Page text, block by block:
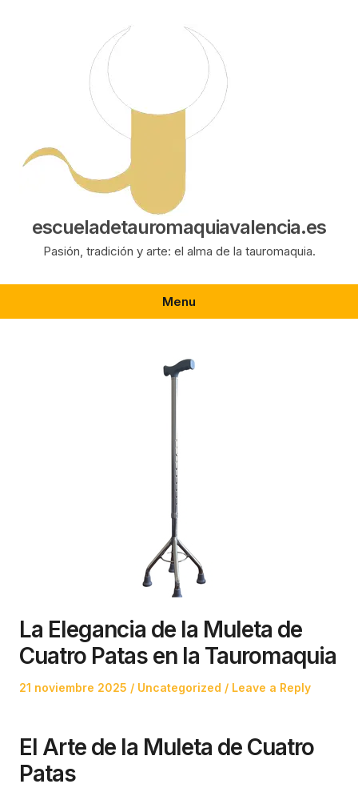
escueladetauromaquiavalencia.es
Pasión, tradición y arte: el alma de la tauromaquia.
Menu
La Elegancia de la Muleta de
Cuatro Patas en la Tauromaquia
Posted
21 noviembre 2025
Posted
Uncategorized Leave a Reply
El Arte de la Muleta de Cuatro
Patas